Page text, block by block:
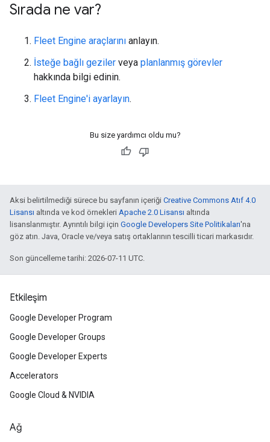
Sırada ne var?
Fleet Engine araçlarını anlayın.
İsteğe bağlı geziler veya planlanmış görevler
hakkında bilgi edinin.
Fleet Engine'i ayarlayın.
Bu size yardımcı oldu mu?
Aksi belirtilmediği sürece bu sayfanın içeriği Creative Commons Atıf 4.0
Lisansı altında ve kod örnekleri Apache 2.0 Lisansı altında
lisanslanmıştır. Ayrıntılı bilgi için Google Developers Site Politikaları'na
göz atın. Java, Oracle ve/veya satış ortaklarının tescilli ticari markasıdır.
Son güncelleme tarihi: 2026-07-11 UTC.
Etkileşim
Google Developer Program
Google Developer Groups
Google Developer Experts
Accelerators
Google Cloud & NVIDIA
Ağ